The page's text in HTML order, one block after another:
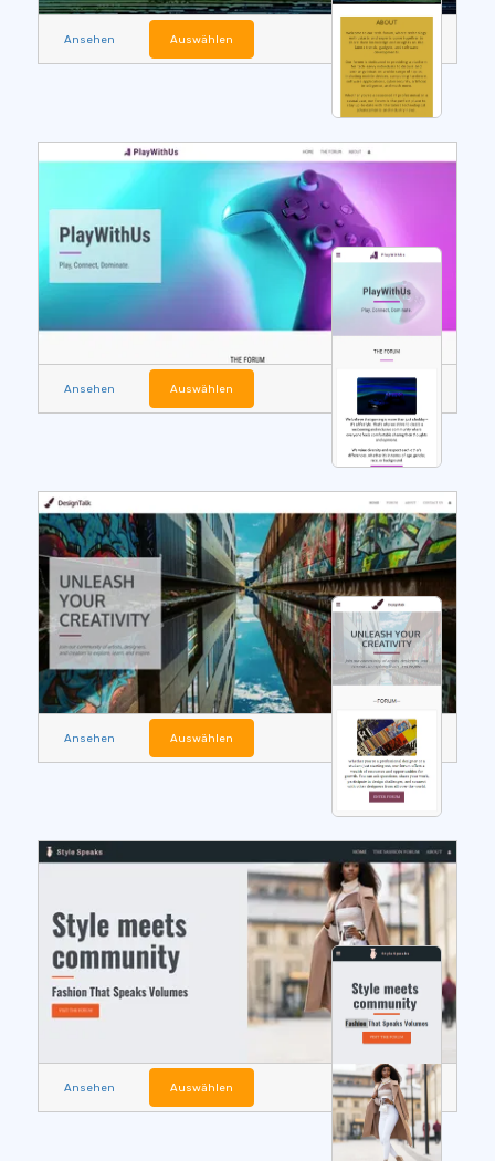
Ansehen Auswählen
Ansehen Auswählen
Ansehen Auswählen
Ansehen Auswählen